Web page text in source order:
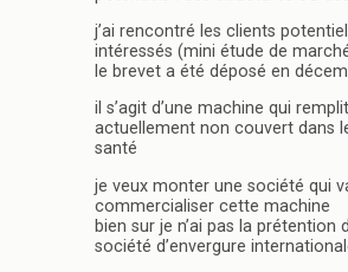
j’ai rencontré les clients
intéressés (mini étude de
le brevet a été déposé en
il s’agit d’une machine qui
actuellement non couvert dans
santé
je veux monter une société qui
commercialiser cette machine
bien sur je n’ai pas la prétention
société d’envergure